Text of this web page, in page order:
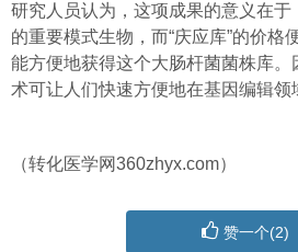
研究人员认为，这项成果的意义在
的重要模式生物，而“庆应库”的价格
能方便地获得这个大肠杆菌菌株库
术可让人们快速方便地在基因编辑领
（转化医学网360zhyx.com）
赞一个(2)